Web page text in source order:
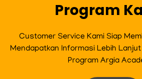
Program
Customer Service Kami Siap
Mendapatkan Informasi Lebih
Program Argia